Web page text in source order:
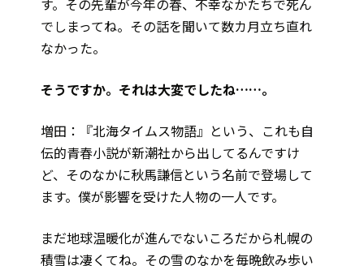
す。その先輩が今年の春、不幸なかたちで死ん
でしまってね。その話を聞いて数カ月立ち直れ
なかった。
――そうですか。それは大変でしたね……。
増田：『北海タイムス物語』という、これも自
伝的青春小説が新潮社から出してるんですけ
ど、そのなかに秋馬謙信という名前で登場して
ます。僕が影響を受けた人物の一人です。
まだ地球温暖化が進んでないころだから札幌の
積雪は凄くてね。その雪のなかを毎晩飲み歩い